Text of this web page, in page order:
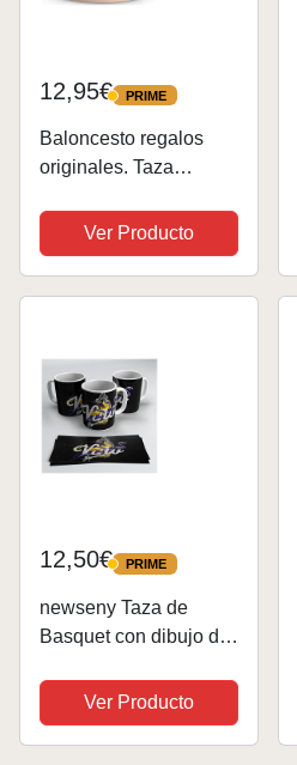
12,95€ PRIME
PRIME
Baloncesto regalos
originales. Taza
deportistas. Tazas
originales para regalar.
Tazas de cafe. Taza
Ver Producto
12,50€ PRIME
PRIME
newseny Taza de
Basquet con dibujo del
(Black Mamba) -
Cerámica 320ml
Ver Producto